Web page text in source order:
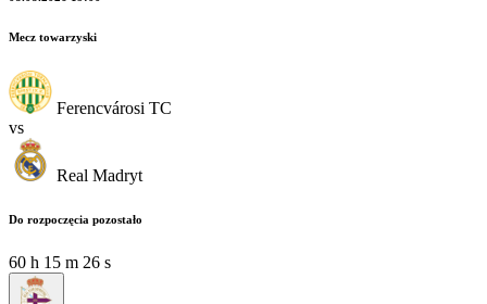
Mecz towarzyski
Ferencvárosi TC
vs
Real Madryt
Do rozpoczęcia pozostało
60 h 15 m 26 s